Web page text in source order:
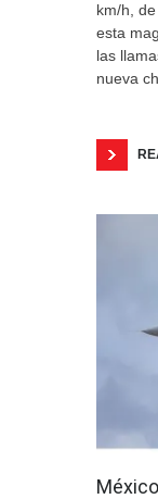
km/h,
esta
las
nueva